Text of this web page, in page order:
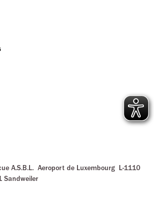
A.S.B.L. Aeroport de Luxembourg L-1110
Sandweiler